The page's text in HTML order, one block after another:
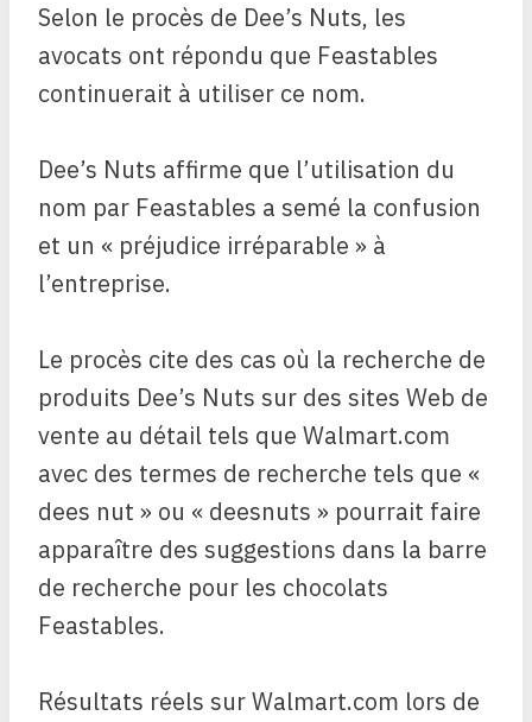
Selon le procès de Dee’s Nuts, les
avocats ont répondu que Feastables
continuerait à utiliser ce nom.
Dee’s Nuts affirme que l’utilisation du
nom par Feastables a semé la confusion
et un « préjudice irréparable » à
l’entreprise.
Le procès cite des cas où la recherche de
produits Dee’s Nuts sur des sites Web de
vente au détail tels que Walmart.com
avec des termes de recherche tels que «
dees nut » ou « deesnuts » pourrait faire
apparaître des suggestions dans la barre
de recherche pour les chocolats
Feastables.
Résultats réels sur Walmart.com lors de